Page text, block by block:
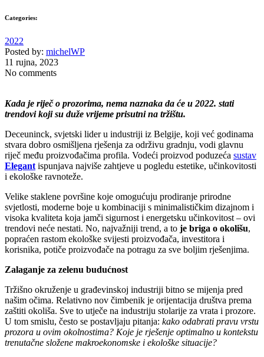
Categories:
2022
Posted by: michelWP
11 rujna, 2023
No comments
Kada je riječ o prozorima, nema naznaka da će u 2022. stati
trendovi koji su duže vrijeme prisutni na tržištu.
Deceuninck, svjetski lider u industriji iz Belgije, koji već godinama
stvara dobro osmišljena rješenja za održivu gradnju, vodi glavnu
riječ među proizvođačima profila. Vodeći proizvod poduzeća sustav
Elegant ispunjava najviše zahtjeve u pogledu estetike, učinkovitosti
i ekološke ravnoteže.
Velike staklene površine koje omogućuju prodiranje prirodne
svjetlosti, moderne boje u kombinaciji s minimalističkim dizajnom i
visoka kvaliteta koja jamči sigurnost i energetsku učinkovitost – ovi
trendovi neće nestati. No, najvažniji trend, a to je briga o okolišu,
popraćen rastom ekološke svijesti proizvođača, investitora i
korisnika, potiče proizvođače na potragu za sve boljim rješenjima.
Zalaganje za zelenu budućnost
Tržišno okruženje u građevinskoj industriji bitno se mijenja pred
našim očima. Relativno nov čimbenik je orijentacija društva prema
zaštiti okoliša. Sve to utječe na industriju stolarije za vrata i prozore.
U tom smislu, često se postavljaju pitanja: kako odabrati pravu vrstu
prozora u ovim okolnostima? Koje je rješenje optimalno u kontekstu
trenutačne složene makroekonomske i ekološke situacije?